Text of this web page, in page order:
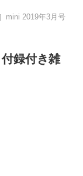
mini 2019年3月号
録付き雑